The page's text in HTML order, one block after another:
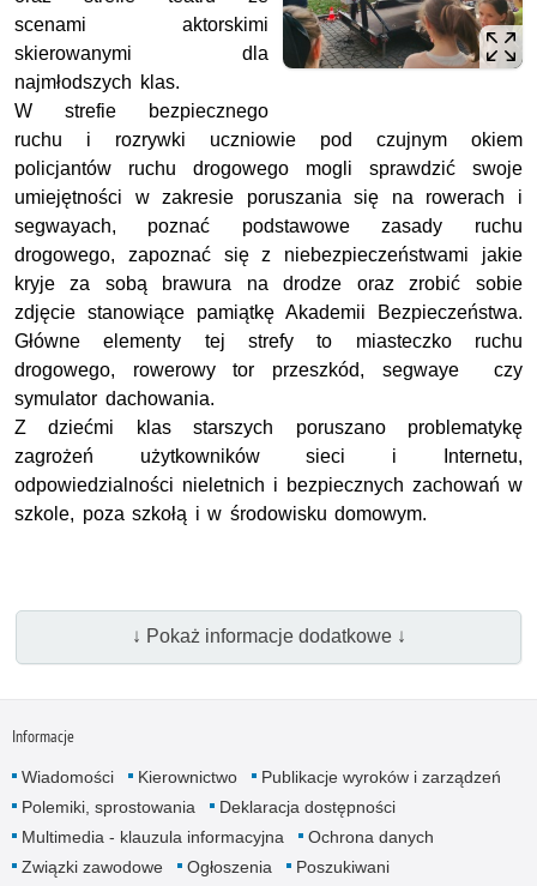
scenami aktorskimi
skierowanymi dla
najmłodszych klas.
W strefie bezpiecznego
ruchu i rozrywki uczniowie pod czujnym okiem
policjantów ruchu drogowego mogli sprawdzić swoje
umiejętności w zakresie poruszania się na rowerach i
segwayach, poznać podstawowe zasady ruchu
drogowego, zapoznać się z niebezpieczeństwami jakie
kryje za sobą brawura na drodze oraz zrobić sobie
zdjęcie stanowiące pamiątkę Akademii Bezpieczeństwa.
Główne elementy tej strefy to miasteczko ruchu
drogowego, rowerowy tor przeszkód, segwaye czy
symulator dachowania.
Z dziećmi klas starszych poruszano problematykę
zagrożeń użytkowników sieci i Internetu,
odpowiedzialności nieletnich i bezpiecznych zachowań w
szkole, poza szkołą i w środowisku domowym.
↓ Pokaż informacje dodatkowe ↓
Informacje
Wiadomości Kierownictwo
Publikacje wyroków i zarządzeń
Polemiki, sprostowania
Deklaracja dostępności
Multimedia - klauzula informacyjna
Ochrona danych
Związki zawodowe
Ogłoszenia
Poszukiwani